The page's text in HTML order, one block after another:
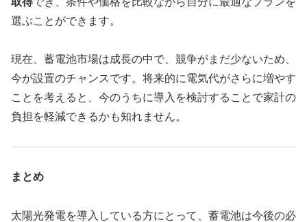
選ぶことができます。
現在、蓄電池市場は成長の中で、競争がまだ少ないため、
今が設置のチャンスです。将来的に電気代がさらに増やす
ことを考えると、今のうちに導入を検討することで家計の
負担を軽減できるかも知れません。
まとめ
太陽光発電を導入している方にとって、蓄電池は今後の必